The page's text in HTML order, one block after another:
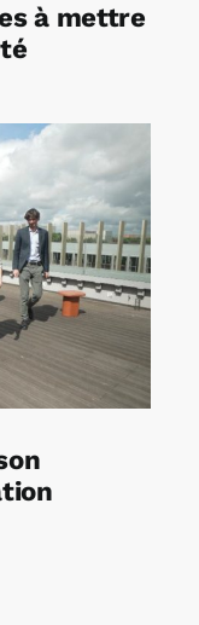
à mettre